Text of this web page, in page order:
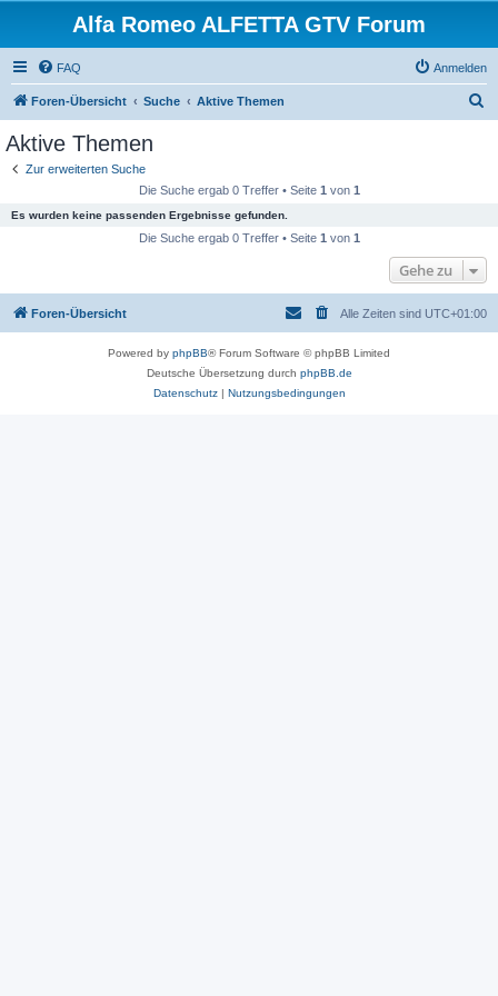
Alfa Romeo ALFETTA GTV Forum
FAQ Anmelden
Foren-Übersicht Suche Aktive Themen
Aktive Themen
Zur erweiterten Suche
Die Suche ergab 0 Treffer • Seite 1 von 1
Es wurden keine passenden Ergebnisse gefunden.
Die Suche ergab 0 Treffer • Seite 1 von 1
Gehe zu
Foren-Übersicht Alle Zeiten sind UTC+01:00
Powered by phpBB® Forum Software © phpBB Limited
Deutsche Übersetzung durch phpBB.de
Datenschutz| Nutzungsbedingungen